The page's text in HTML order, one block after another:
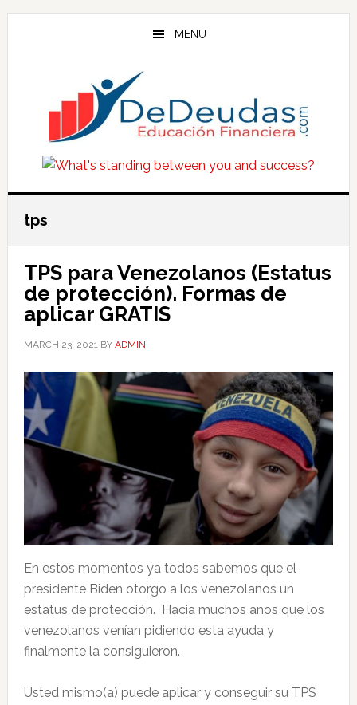
Skip
Skip
Skip
MENU
tps
TPS para Venezolanos (Estatus
de protección). Formas de
aplicar GRATIS
MARCH 23, 2021BY ADMIN
En estos momentos ya todos sabemos que el
presidente Biden otorgo a los venezolanos un
estatus de protección. Hacia muchos anos que los
venezolanos venían pidiendo esta ayuda y
finalmente la consiguieron.
Usted mismo(a) puede aplicar y conseguir su TPS